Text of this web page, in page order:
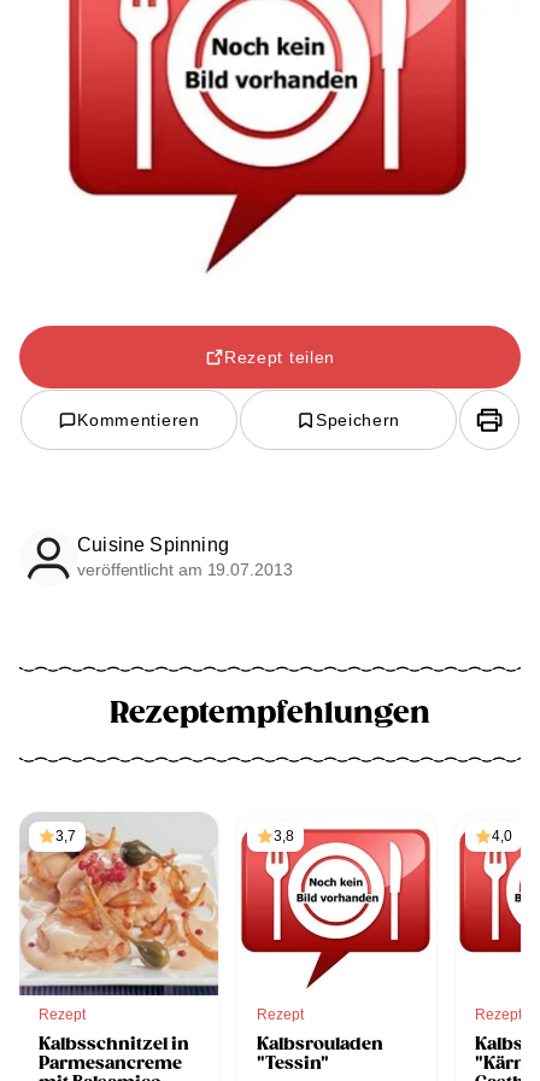
Rezept teilen
Kommentieren Speichern
Cuisine Spinning
veröffentlicht am 19.07.2013
Rezeptempfehlungen
3,7
Rezept
Kalbsschnitzel in
Parmesancreme
3,8
Rezept
Kalbsrouladen
"Tessin"
4,0
Rezept